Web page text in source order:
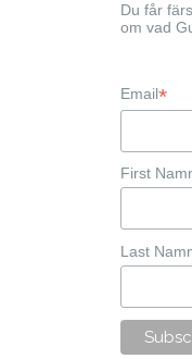
Du får
om vad
Email*
First
Last